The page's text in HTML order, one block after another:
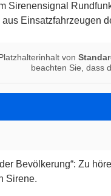
Sirenensignal
Einsatzfahrzeugen
von
beachten Sie, dass
Bevölkerung“: Zu
Sirene.